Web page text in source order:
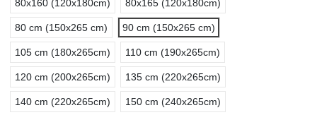
80x160 (120x180cm) 80x165 (120x180cm)
80 cm (150x265 cm) 90 cm (150x265 cm)
105 cm (180x265cm) 110 cm (190x265cm)
120 cm (200x265cm) 135 cm (220x265cm)
140 cm (220x265cm) 150 cm (240x265cm)